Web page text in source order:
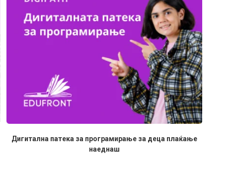
Дигитална патека за програмирање за деца плаќање
наеднаш